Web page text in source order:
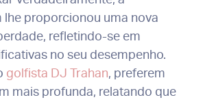
proporcionou uma nova
refletindo-se em
no seu desempenho.
golfista DJ Trahan, preferem
mais profunda, relatando que